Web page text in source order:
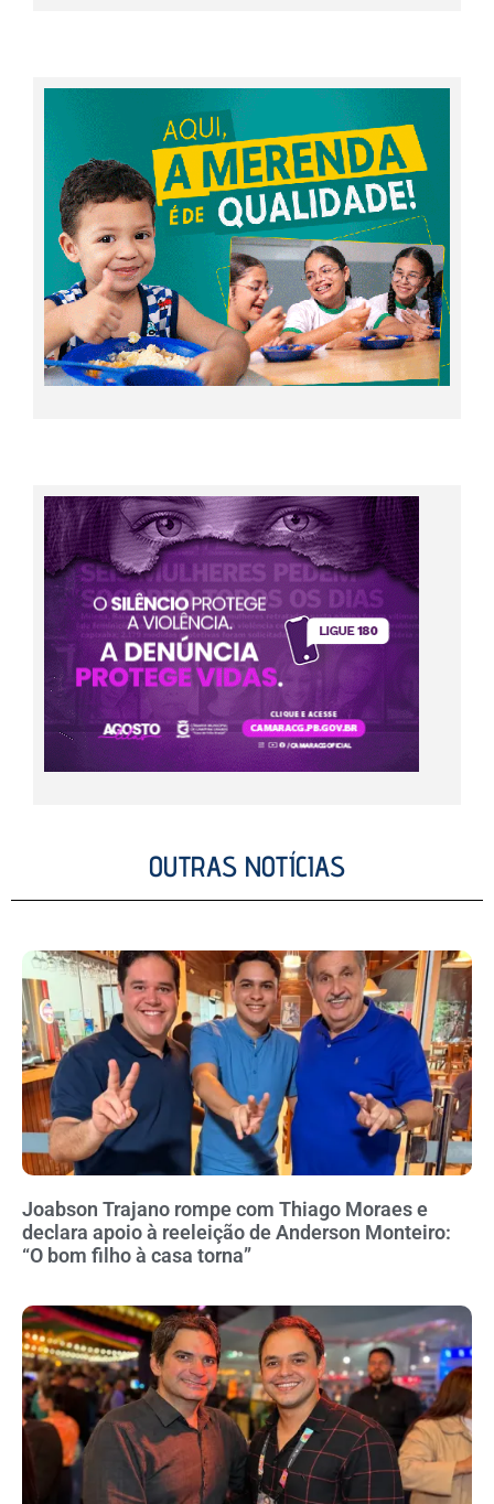
OUTRAS NOTÍCIAS
Joabson Trajano rompe com Thiago Moraes e
declara apoio à reeleição de Anderson Monteiro:
“O bom filho à casa torna”